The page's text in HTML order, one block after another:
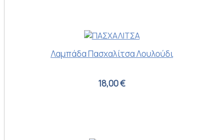
Λαμπάδα Πασχαλίτσα Λουλούδι
18,00 €